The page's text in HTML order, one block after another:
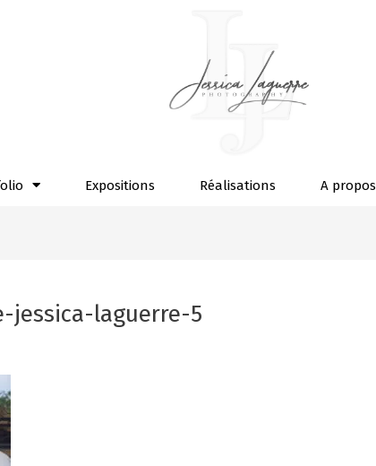
Expositions Réalisations A propos
jessica-laguerre-5